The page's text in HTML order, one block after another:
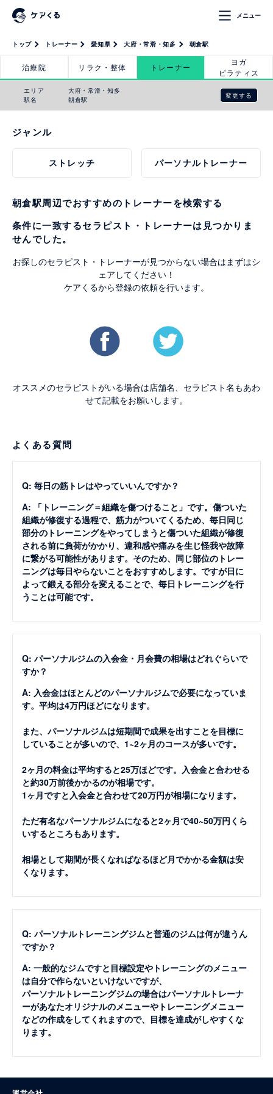
メニュー
トップ トレーナー 愛知県 大府・常滑・知多 朝倉駅
治療院 リラク・整体 トレーナー
ヨガ
ピラティス
エリア
駅名
大府・常滑・知多
朝倉駅
変更する
ジャンル
ストレッチ パーソナルトレーナー
朝倉駅周辺でおすすめのトレーナーを検索する
条件に一致するセラピスト・トレーナーは見つかりま
せんでした。
お探しのセラピスト・トレーナーが見つからない場合はまずはシ
ェアしてください！
ケアくるから登録の依頼を行います。
オススメのセラピストがいる場合は店舗名、セラピスト名もあわ
せて記載をお願いします。
よくある質問
Q: 毎日の筋トレはやっていいんですか？
A: 「トレーニング＝組織を傷つけること」です。傷ついた
組織が修復する過程で、筋力がついてくるため、毎日同じ
部分のトレーニングをやってしまうと傷ついた組織が修復
される前に負荷がかかり、違和感や痛みを生じ怪我や故障
に繋がる可能性があります。そのため、同じ部位のトレー
ニングは毎日やらないことをおすすめします。ですが日に
よって鍛える部分を変えることで、毎日トレーニングを行
うことは可能です。
Q: パーソナルジムの入会金・月会費の相場はどれぐらいで
すか？
A: 入会金はほとんどのパーソナルジムで必要になっていま
す。平均は4万円ほどになります。
また、パーソナルジムは短期間で成果を出すことを目標に
していることが多いので、1~2ヶ月のコースが多いです。
2ヶ月の料金は平均すると25万ほどです。入会金と合わせる
と約30万前後かかるのが相場です。
1ヶ月ですと入会金と合わせて20万円が相場になります。
ただ有名なパーソナルジムになると2ヶ月で40~50万円くら
いするところもあります。
相場として期間が長くなればなるほど月でかかる金額は安
くなります。
Q: パーソナルトレーニングジムと普通のジムは何が違うん
ですか？
A: 一般的なジムですと目標設定やトレーニングのメニュー
は自分で作らないといけないですが、
パーソナルトレーニングジムの場合はパーソナルトレーナ
ーがあなたオリジナルのメニューやトレーニングメニュー
などの作成をしてくれますので、目標を達成がしやすくな
ります。